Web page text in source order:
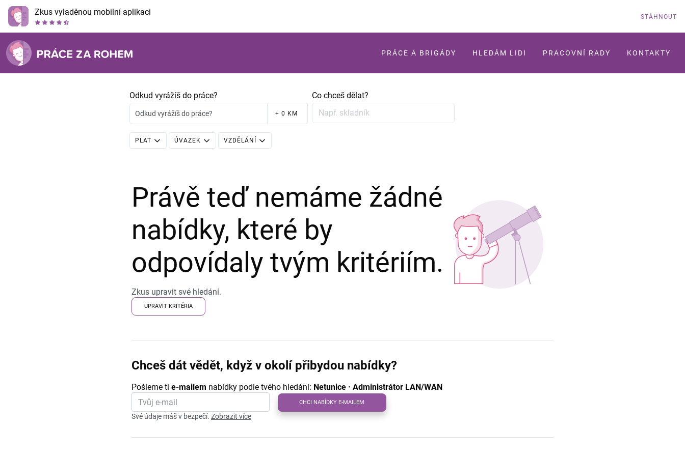
Zkus vyladěnou mobilní aplikaci STÁHNOUT
PRÁCE A BRIGÁDY HLEDÁM LIDI PRACOVNÍ RADY KONTAKTY
Odkud vyrážíš do práce?
Odkud vyrážíš do práce? + 0 KM
Co chceš dělat?
PLAT ÚVAZEK VZDĚLÁNÍ
Právě teď nemáme žádné
nabídky, které by
odpovídaly tvým kritériím.
Zkus upravit své hledání.
UPRAVIT KRITÉRIA
Chceš dát vědět, když v okolí přibydou nabídky?
Pošleme ti e-mailem nabídky podle tvého hledání: Netunice · Administrátor LAN/WAN
CHCI NABÍDKY E-MAILEM
Své údaje máš v bezpečí. Zobrazit více